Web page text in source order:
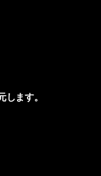
ます。